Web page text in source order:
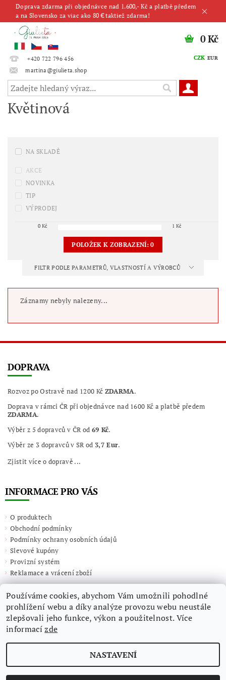
Doprava zdarma při objednávce nad 1.600,- Kč a platbě předem
a na Slovensko za viac ako 80 € taktiež zdarma!
+420 722 796 456
martina@giulieta.shop
CZK EUR
0 Kč
Květinová
NA SKLADĚ
AKCE
NOVINKA
TIP
VÝPRODEJ
0 Kč 1 Kč
POLOŽEK K ZOBRAZENÍ:0
FILTR PODLE PARAMETRŮ, VLASTNOSTÍ A VÝROBCŮ
Záznamy nebyly nalezeny...
DOPRAVA
Rozvoz po Ostravě nad 1200 Kč ZDARMA.
Doprava v rámci ČR při objednávce nad 1600 Kč a platbě předem
ZDARMA.
Výběr z 5 dopravců v ČR od 69 Kč.
Výběr ze 3 dopravců v SR od 3,7 Eur.
Zjistit více o dopravě ...
INFORMACE PRO VÁS
O produktech
Obchodní podmínky
Podmínky ochrany osobních údajů
Slevové kupóny
Provizní systém
Reklamace a vrácení zboží
Používáme cookies, abychom Vám umožnili pohodlné
prohlížení webu a díky analýze provozu webu neustále
zlepšovali jeho funkce, výkon a použitelnost. Více
informacízde
NASTAVENÍ